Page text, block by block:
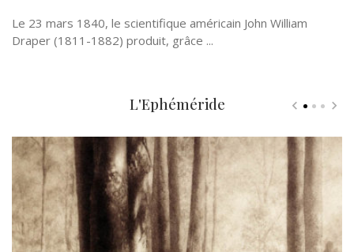
Le 23 mars 1840, le scientifique américain John William
Draper (1811-1882) produit, grâce ...
L'Ephéméride